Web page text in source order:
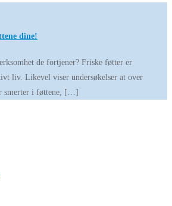
dine!
de fortjener? Friske føtter er
liv. Likevel viser undersøkelser at over
smerter i føttene, […]